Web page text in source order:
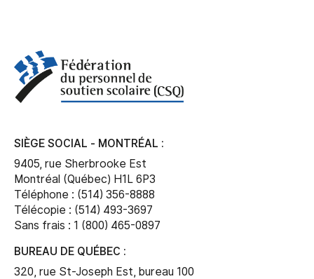
SIÈGE SOCIAL - MONTRÉAL :
9405, rue Sherbrooke Est
Montréal (Québec) H1L 6P3
Téléphone : (514) 356-8888
Télécopie : (514) 493-3697
Sans frais : 1 (800) 465-0897
BUREAU DE QUÉBEC :
320, rue St-Joseph Est, bureau 100